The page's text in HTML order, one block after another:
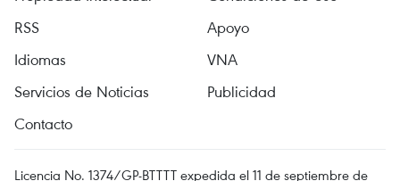
RSS
Apoyo
Idiomas
VNA
Servicios de Noticias
Publicidad
Contacto
Licencia No. 1374/GP-BTTTT expedida el 11 de septiembre de